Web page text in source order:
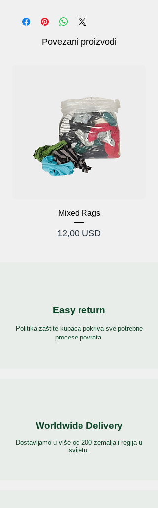
Višenamjenska: podloge otporne na toplinu
mogu se koristiti za vruće lonce, tepsije,
žlice, držači za vruće posuđe, otvarači za
Povezani proizvodi
Mixed Rags
Cijena
12,00 USD
Easy return
Politika zaštite kupaca pokriva sve potrebne
procese povrata.
Worldwide Delivery
Dostavljamo u više od 200 zemalja i regija u
svijetu.